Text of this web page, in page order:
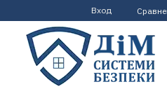
Перейти к основному контенту
Вход